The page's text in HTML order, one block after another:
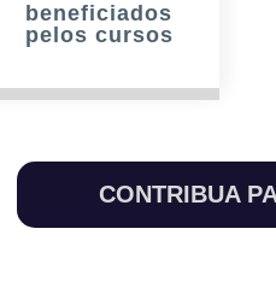
beneficiados
pelos cursos
CONTRIBUA